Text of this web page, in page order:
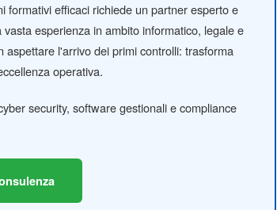
efficaci richiede un partner esperto e
esperienza in ambito informatico, legale e
l'arrivo dei primi controlli: trasforma
operativa.
security, software gestionali e compliance